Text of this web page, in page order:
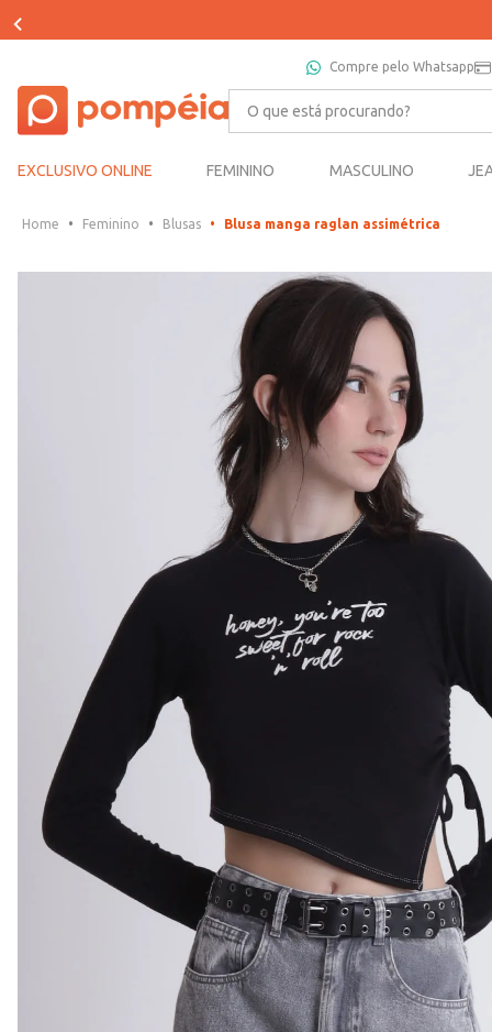
Compre pelo Whatsapp
O que está procurando?
EXCLUSIVO ONLINE FEMININO MASCULINO
Feminino Blusas Blusa manga raglan assimétrica